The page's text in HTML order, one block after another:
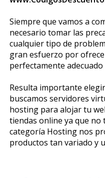
Siempre que vamos a
necesario tomar las
cualquier tipo de
gran esfuerzo por
perfectamente
Resulta importante
buscamos servidores
hosting para alojar tu
tiendas online ya que no
categoría Hosting nos
productos tan variado y